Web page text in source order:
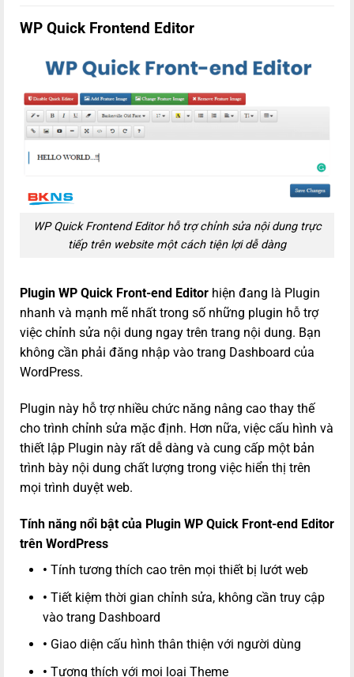
WP Quick Frontend Editor
WP Quick Frontend Editor hỗ trợ chỉnh sửa nội dung trực
tiếp trên website một cách tiện lợi dễ dàng
Plugin WP Quick Front-end Editor hiện đang là Plugin
nhanh và mạnh mẽ nhất trong số những plugin hỗ trợ
việc chỉnh sửa nội dung ngay trên trang nội dung. Bạn
không cần phải đăng nhập vào trang Dashboard của
WordPress.
Plugin này hỗ trợ nhiều chức năng nâng cao thay thế
cho trình chỉnh sửa mặc định. Hơn nữa, việc cấu hình và
thiết lập Plugin này rất dễ dàng và cung cấp một bản
trình bày nội dung chất lượng trong việc hiển thị trên
mọi trình duyệt web.
Tính năng nổi bật của Plugin WP Quick Front-end Editor
trên WordPress
• Tính tương thích cao trên mọi thiết bị lướt web
• Tiết kiệm thời gian chỉnh sửa, không cần truy cập
vào trang Dashboard
• Giao diện cấu hình thân thiện với người dùng
• Tương thích với mọi loại Theme